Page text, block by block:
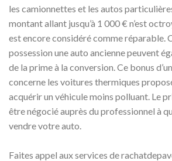
les camionnettes et les autos
montant allant jusqu’à 1 000 € n’est
est encore considéré comme réparable.
possession une auto ancienne peuvent
de la prime à la conversion. Ce bonus
concerne les voitures thermiques
acquérir un véhicule moins polluant. Le
être négocié auprès du professionnel à
vendre votre auto.
Faites appel aux services de